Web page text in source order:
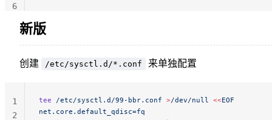
6
新版
创建 /etc/sysctl.d/*.conf 来单独配置
tee /etc/sysctl.d/99-bbr.conf >/dev/null <<EOF
net.core.default_qdisc=fq
1
2